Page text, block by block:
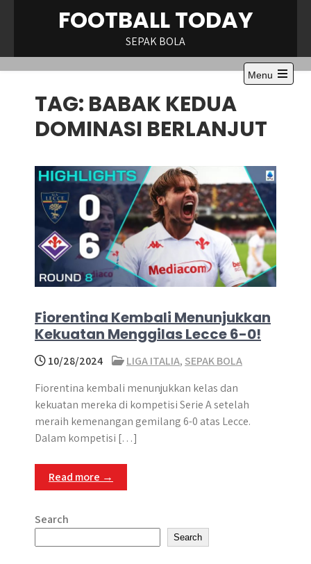
FOOTBALL TODAY
SEPAK BOLA
Menu
Open
TAG: BABAK KEDUA
DOMINASI BERLANJUT
​Fiorentina Kembali Menunjukkan
Kekuatan Menggilas Lecce 6-0!​
10/28/2024 LIGA ITALIA, SEPAK BOLA
​Fiorentina kembali menunjukkan kelas dan
kekuatan mereka di kompetisi Serie A setelah
meraih kemenangan gemilang 6-0 atas Lecce.
Dalam kompetisi […]
Read more →
Search
Search